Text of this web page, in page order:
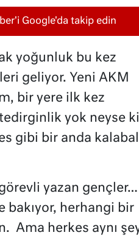
Google'da takip edin
yoğunluk bu kez
geliyor. Yeni AKM
bir yere ilk kez
yok neyse ki
gibi bir anda
yazan gençler…
bakıyor, herhangi bir
Ama herkes aynı